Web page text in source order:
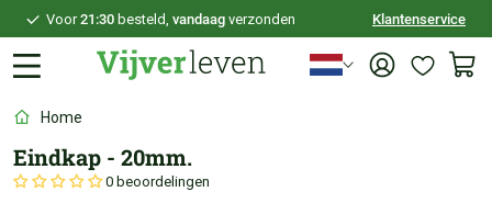
Voor21:30 besteld, vandaag verzonden
100 dagenbedenktijd
Klantenservice
Home
Eindkap - 20mm.
0 beoordelingen